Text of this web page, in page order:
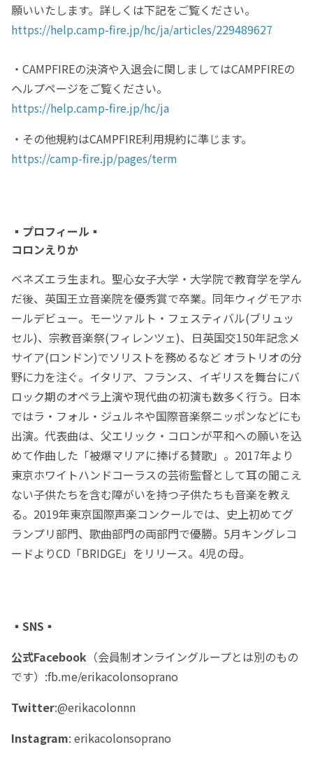
願いいたします。詳しくは下記をご覧ください。
https://help.camp-fire.jp/hc/ja/articles/229489627
・CAMPFIREの決済や入退会に関しましてはCAMPFIREの
ヘルプページをご覧ください。
https://help.camp-fire.jp/hc/ja
・その他規約はCAMPFIRE利用規約に準じます。
https://camp-fire.jp/pages/term
▪️プロフィール▪️
コロンえりか
ベネズエラ生まれ。聖心女子大学・大学院で教育学を学ん
だ後、英国王立音楽院を優秀賞で卒業。同年ウィグモアホ
ールデビュー。モーツァルト・フェスティバル(ブリュッ
セル)、宗教音楽祭(フィレンツェ)、日英国交150年記念メ
サイア(ロンドン)でソリストを務めるなど オラトリオの分
野に力を注ぐ。イタリア、フランス、イギリスを舞台にバ
ロック期のオペラ上演や現代曲の初演も数多く行う。日本
ではラ・フォル・ジュルネや国際音楽祭ニッポンなどにも
出演。代表曲は、父エリック・コロンが平和への願いを込
めて作曲した「被爆マリアに捧げる賛歌」。2017年より
東京ホワイトハンドコーラスの芸術監督として耳の聞こえ
ない子供たちを含む障がいを持つ子供たちも音楽を教え
る。2019年東京国際声楽コンクールでは、史上初めてグ
ランプリ部門、歌曲部門の両部門で優勝。5月キングレコ
ードよりCD「BRIDGE」をリリース。4児の母。
▪️SNS▪️
公式Facebook （会員制オンライングループとは別のもの
です）:fb.me/erikacolonsoprano
Twitter:@erikacolonnn
Instagram: erikacolonsoprano